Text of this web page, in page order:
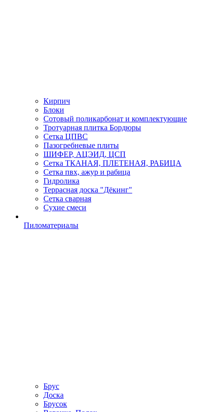
Кирпич
Блоки
Сотовый поликарбонат и комплектующие
Тротуарная плитка Бордюры
Сетка ЦПВС
Пазогребневые плиты
ШИФЕР, АЦЭИД, ЦСП
Сетка ТКАНАЯ, ПЛЕТЕНАЯ, РАБИЦА
Сетка пвх, ажур и рабица
Гидролика
Террасная доска "Дёкинг"
Сетка сварная
Сухие смеси
Пиломатериалы
Брус
Доска
Брусок